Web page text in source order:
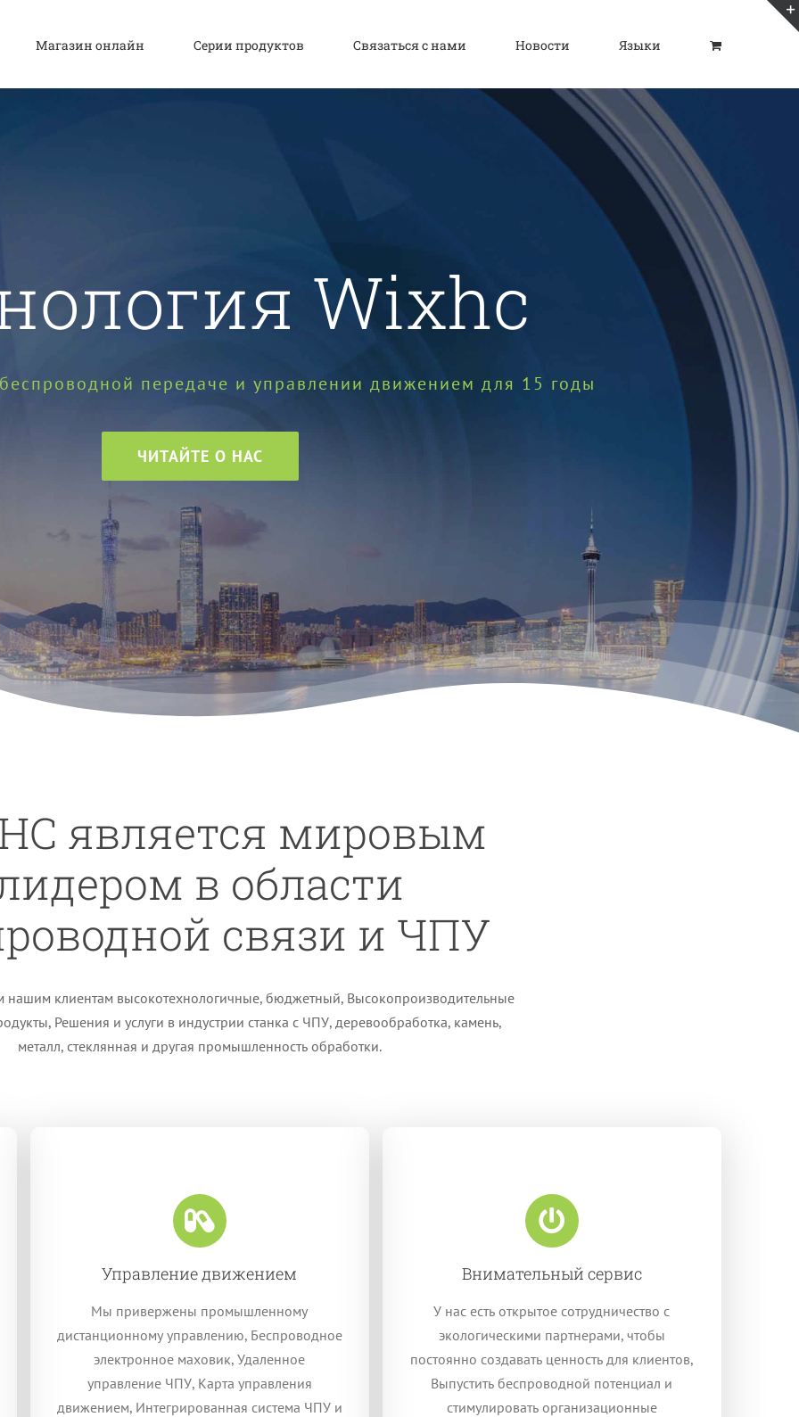
Магазин онлайн Серии продуктов Связаться с нами Новости Языки
Wixhc
передаче и управлении движением для 15 годы
ЧИТАЙТЕ О НАС
является мировым
в области
связи и ЧПУ
нашим клиентам высокотехнологичные, бюджетный, Высокопроизводительные
Решения и услуги в индустрии станка с ЧПУ, деревообработка, камень,
металл, стеклянная и другая промышленность обработки.
Управление движением
Мы привержены промышленному
дистанционному управлению, Беспроводное
электронное маховик, Удаленное
управление ЧПУ, Карта управления
движением, Интегрированная система ЧПУ и
Внимательный сервис
У нас есть открытое сотрудничество с
экологическими партнерами, чтобы
постоянно создавать ценность для клиентов,
Выпустить беспроводной потенциал и
стимулировать организационные